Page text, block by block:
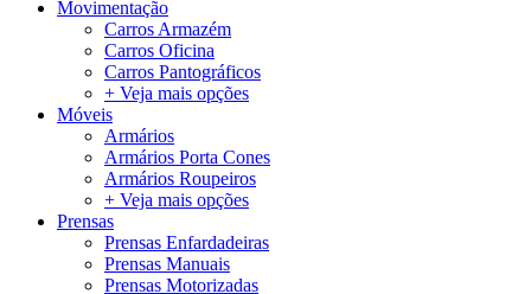
Movimentação
Carros Armazém
Carros Oficina
Carros Pantográficos
+ Veja mais opções
Móveis
Armários
Armários Porta Cones
Armários Roupeiros
+ Veja mais opções
Prensas
Prensas Enfardadeiras
Prensas Manuais
Prensas Motorizadas